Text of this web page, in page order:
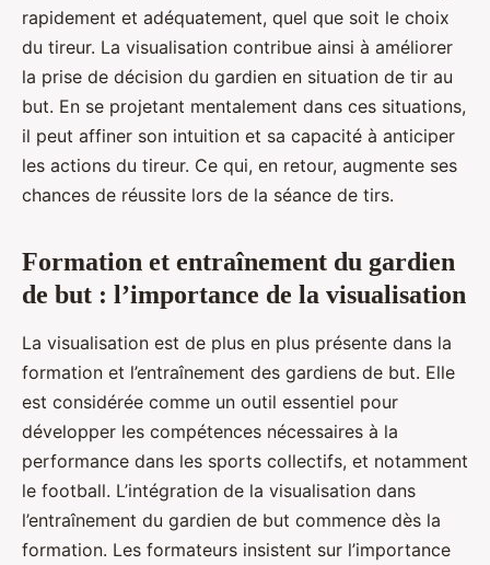
rapidement et adéquatement, quel que soit le choix
du tireur. La visualisation contribue ainsi à améliorer
la prise de décision du gardien en situation de tir au
but. En se projetant mentalement dans ces situations,
il peut affiner son intuition et sa capacité à anticiper
les actions du tireur. Ce qui, en retour, augmente ses
chances de réussite lors de la séance de tirs.
Formation et entraînement du gardien
de but : l’importance de la visualisation
La visualisation est de plus en plus présente dans la
formation et l’entraînement des gardiens de but. Elle
est considérée comme un outil essentiel pour
développer les compétences nécessaires à la
performance dans les sports collectifs, et notamment
le football. L’intégration de la visualisation dans
l’entraînement du gardien de but commence dès la
formation. Les formateurs insistent sur l’importance